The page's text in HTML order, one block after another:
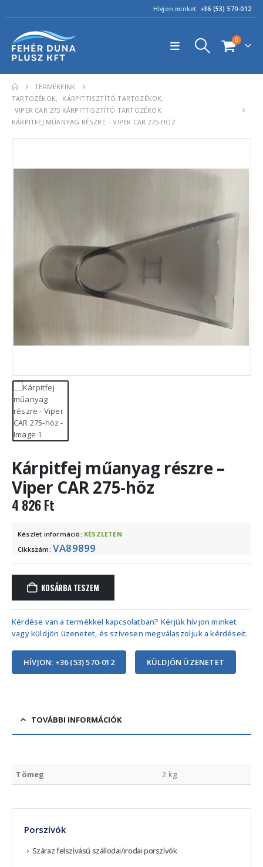
Hívjon minket: +36 (53) 570-012
0
TERMÉKEINK
TARTOZÉKOK, KÁRPITTISZTÍTÓ TARTOZÉKOK,
VIPER CAR 275 KÁRPITTISZTÍTÓ TARTOZÉKOK
KÁRPITFEJ MŰANYAG RÉSZRE – VIPER CAR 275-HÖZ
Kárpitfej műanyag részre –
Viper CAR 275-höz
4 826Ft
Készlet információ: KÉSZLETEN
Cikkszám: VA89899
KOSÁRBA TESZEM
Kérdése van a termékkel kapcsolatban? Kérjük hívjon minket
vagy küldjön üzenetet, és szívesen megválaszoljuk a kérdéseit.
HÍVJON: +36 (53) 570-012 KÜLDJÖN ÜZENETET
TOVÁBBI INFORMÁCIÓK
Tömeg 2 kg
Porszívók
Száraz felszívású szállodai/irodai porszívók